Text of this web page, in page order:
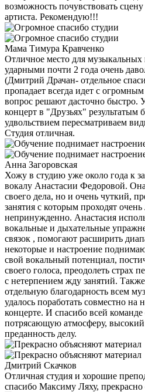
возможность почувствовать
артиста. Рекомендую!!!
Мама Тимура Кравченко
Отличное место для
ударными почти 2 года очень
(Дмитрий Драчан- отдельное
пропадает всегда идет с
вопрос решают дасточно быстро.
концерт в "Друзьях" результатым
удвольствием пересматриваем
Студия отличная.
Анна Загоровская
Хожу в студию уже около года к
вокалу Анастасии Федоровой.
своего дела, но и очень чуткий,
занятия с которым проходят очень
непринужденно. Анастасия
вокальные и дыхательные
связок , помогают расширить
некоторые и настроение
свой вокальный потенциал,
своего голоса, преодолеть страх
с нетерпением жду занятий.
отдельную благодарность всем
удалось поработать совместно на
концерте. И спасибо всей команде
потрясающую атмосферу,
преданность делу.
Дмитрий Скачков
Отличная студия и хорошие
спасибо Максиму Ляху, прекрасно